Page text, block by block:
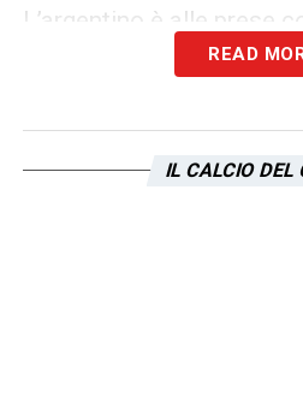
L’argentino è alle prese
sole, ciò implica che
Fiorentina e Parma, a
READ
IL CALCIO DEL